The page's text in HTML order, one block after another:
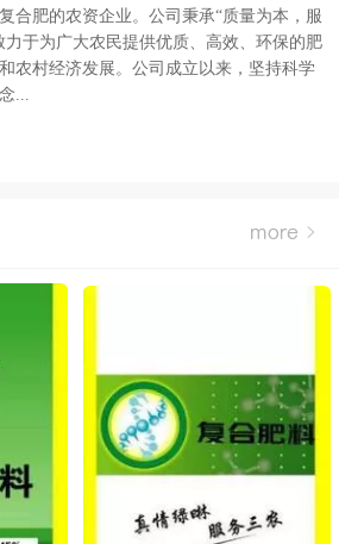
合肥的农资企业。 公司秉承“质量为本，服
力于为广大农民提供优质、高效、环保的肥
农村经济发展。公司成立以来，坚持科学
...